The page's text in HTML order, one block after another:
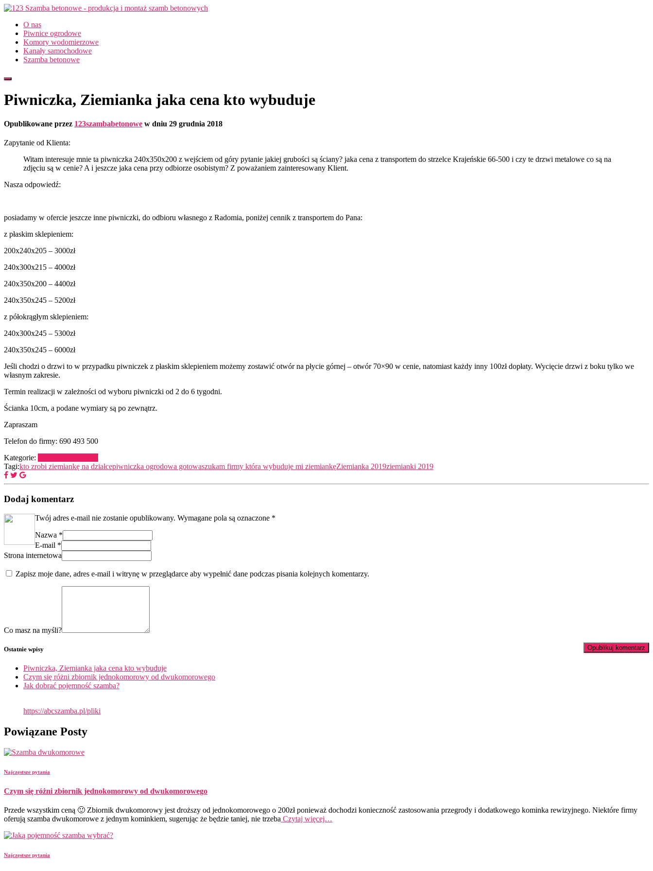
O nas
Piwnice ogrodowe
Komory wodomierzowe
Kanały samochodowe
Szamba betonowe
Przełącz
Piwniczka, Ziemianka jaka cena kto wybuduje
Opublikowane przez 123szambabetonowe w dniu 29 grudnia 2018
Zapytanie od Klienta:
Witam interesuje mnie ta piwniczka 240x350x200 z wejściem od góry pytanie jakiej grubości są ściany? jaka cena z transportem do strzelce Krajeńskie 66-500 i czy te drzwi metalowe co są na
zdjęciu są w cenie? A i jeszcze jaka cena przy odbiorze osobistym? Z poważaniem zainteresowany Klient.
Nasza odpowiedź:
posiadamy w ofercie jeszcze inne piwniczki, do odbioru własnego z Radomia, poniżej cennik z transportem do Pana:
z płaskim sklepieniem:
200x240x205 – 3000zł
240x300x215 – 4000zł
240x350x200 – 4400zł
240x350x245 – 5200zł
z półokrągłym sklepieniem:
240x300x245 – 5300zł
240x350x245 – 6000zł
Jeśli chodzi o drzwi to w przypadku piwniczek z płaskim sklepieniem możemy zostawić otwór na płycie górnej – otwór 70×90 w cenie, natomiast każdy inny 100zł dopłaty. Wycięcie drzwi z boku tylko we
własnym zakresie.
Termin realizacji w zależności od wyboru piwniczki od 2 do 6 tygodni.
Ścianka 10cm, a podane wymiary są po zewnątrz.
Zapraszam
Telefon do firmy: 690 493 500
Kategorie:
Tagi:kto zrobi ziemiankę na działcepiwniczka ogrodowa gotowaszukam firmy która wybuduje mi ziemiankęZiemianka 2019ziemianki 2019
Dodaj komentarz
Twój adres e-mail nie zostanie opublikowany. Wymagane pola są oznaczone *
Nazwa *
E-mail *
Strona internetowa
Zapisz moje dane, adres e-mail i witrynę w przeglądarce aby wypełnić dane podczas pisania kolejnych komentarzy.
Co masz na myśli?
Ostatnie wpisy
Piwniczka, Ziemianka jaka cena kto wybuduje
Czym się różni zbiornik jednokomorowy od dwukomorowego
Jak dobrać pojemność szamba?
https://abcszamba.pl/pliki
Powiązane Posty
Najczęstsze pytania
Czym się różni zbiornik jednokomorowy od dwukomorowego
Przede wszystkim ceną 🙂 Zbiornik dwukomorowy jest droższy od jednokomorowego o 200zł ponieważ dochodzi konieczność zastosowania przegrody i dodatkowego kominka rewizyjnego. Niektóre firmy
oferują szamba dwukomorowe z jednym kominkiem, sugerując że będzie taniej, nie trzeba Czytaj więcej…
Najczęstsze pytania